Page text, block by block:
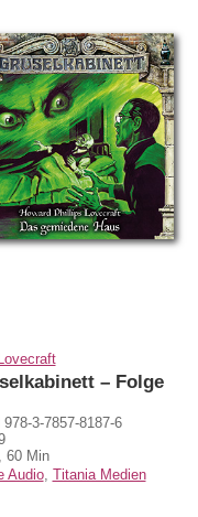
– Folge
978-3-7857-8187-6
60 Min
Audio, Titania Medien